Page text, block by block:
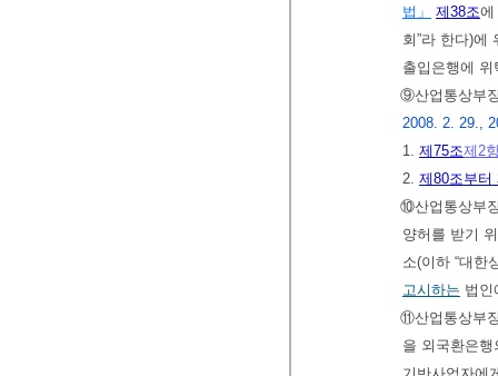
법」
제38조에
회”라 한다)에
출입은행에
⑨산업통상부
2008. 2. 29.,
1. 제75조제2
2. 제80조부터
⑩산업통상부
양허를 받기
소(이하 “대한
고시하는 법
⑪산업통상부
을 외국환은